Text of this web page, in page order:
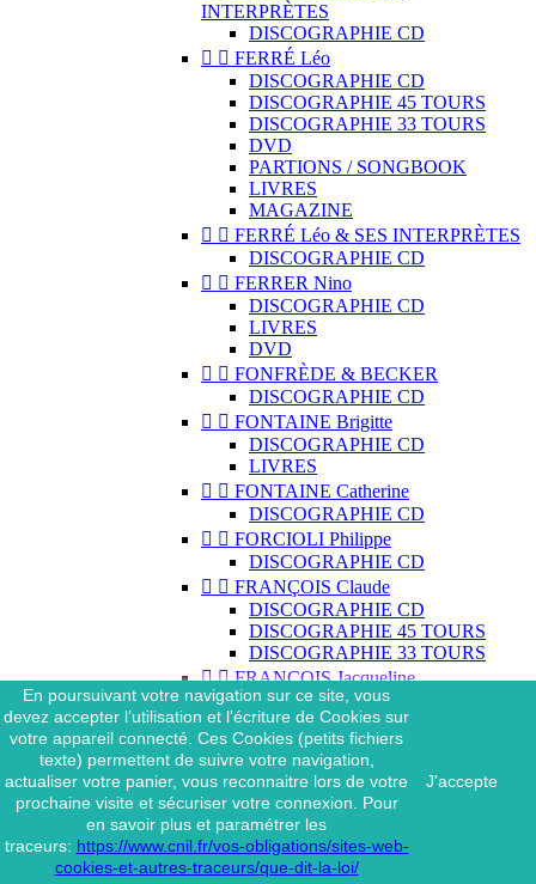
INTERPRÈTES
DISCOGRAPHIE CD
  FERRÉ Léo
DISCOGRAPHIE CD
DISCOGRAPHIE 45 TOURS
DISCOGRAPHIE 33 TOURS
DVD
PARTIONS / SONGBOOK
LIVRES
MAGAZINE
  FERRÉ Léo & SES INTERPRÈTES
DISCOGRAPHIE CD
  FERRER Nino
DISCOGRAPHIE CD
LIVRES
DVD
  FONFRÈDE & BECKER
DISCOGRAPHIE CD
  FONTAINE Brigitte
DISCOGRAPHIE CD
LIVRES
  FONTAINE Catherine
DISCOGRAPHIE CD
  FORCIOLI Philippe
DISCOGRAPHIE CD
  FRANÇOIS Claude
DISCOGRAPHIE CD
DISCOGRAPHIE 45 TOURS
DISCOGRAPHIE 33 TOURS
  FRANÇOIS Jacqueline
DISCOGRAPHIE CD
  FRASIAK Eric
DISCOGRAPHIE CD
FRÉDÉRIQUE
DISCOGRAPHIE CD
  FRÉZIN Colombe
DISCOGRAPHIE CD
  FUGAIN Michel
En poursuivant votre navigation sur ce site, vous
devez accepter l’utilisation et l'écriture de Cookies sur
votre appareil connecté. Ces Cookies (petits fichiers
texte) permettent de suivre votre navigation,
actualiser votre panier, vous reconnaitre lors de votre
prochaine visite et sécuriser votre connexion. Pour
en savoir plus et paramétrer les
traceurs: https://www.cnil.fr/vos-obligations/sites-web-
cookies-et-autres-traceurs/que-dit-la-loi/
J'accepte